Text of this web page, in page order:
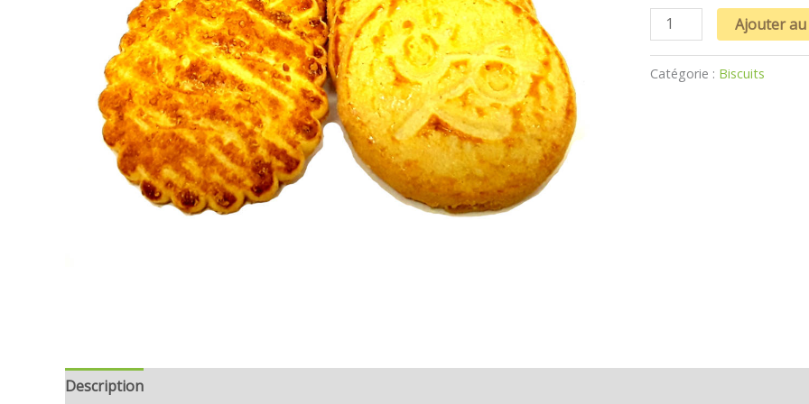
Ajouter
Catégorie : Biscuits
Description